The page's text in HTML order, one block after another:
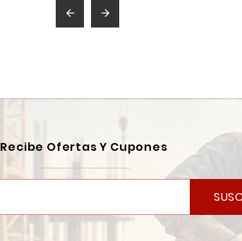
 
Recibe Ofertas Y Cupones